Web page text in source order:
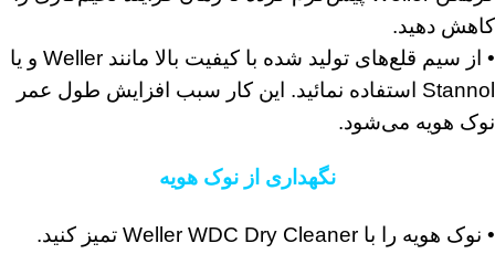
کاهش دهید.
• از سیم قلع‌های تولید شده با کیفیت بالا مانند Weller و یا
Stannol استفاده نمائید. این کار سبب افزایش طول عمر
نوک هویه می‌شود.
نگهداری از نوک هویه
• نوک هویه را با Weller WDC Dry Cleaner تمیز کنید.